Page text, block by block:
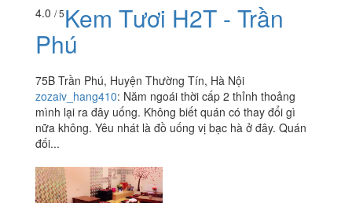
4.0 / 5Kem Tươi H2T - Trần
Phú
75B Trần Phú, Huyện Thường Tín, Hà Nội
zozaiv_hang410: Năm ngoái thời cấp 2 thỉnh thoảng
mình lại ra đây uống. Không biết quán có thay đổi gì
nữa không. Yêu nhát là đồ uống vị bạc hà ở đây. Quán
đối...